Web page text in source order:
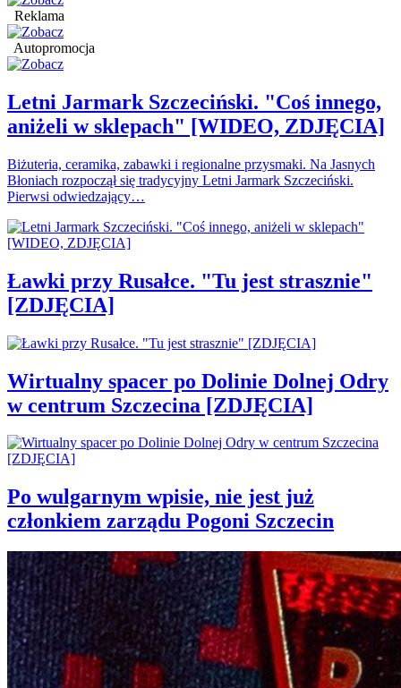
Reklama
Autopromocja
Letni Jarmark Szczeciński. "Coś innego,
aniżeli w sklepach" [WIDEO, ZDJĘCIA]
Biżuteria, ceramika, zabawki i regionalne przysmaki. Na Jasnych
Błoniach rozpoczął się tradycyjny Letni Jarmark Szczeciński.
Pierwsi odwiedzający…
Ławki przy Rusałce. "Tu jest strasznie"
[ZDJĘCIA]
Wirtualny spacer po Dolinie Dolnej Odry
w centrum Szczecina [ZDJĘCIA]
Po wulgarnym wpisie, nie jest już
członkiem zarządu Pogoni Szczecin